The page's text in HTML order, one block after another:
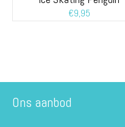
€9,95
Ons aanbod